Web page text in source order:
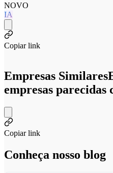
NOVO
IA
Copiar link
Empresas Similares
empresas parecidas
Copiar link
Conheça nosso blog